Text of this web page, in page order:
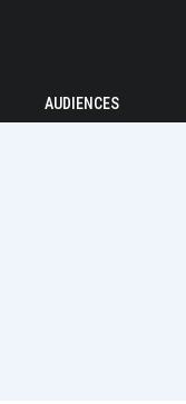
AUDIENCES